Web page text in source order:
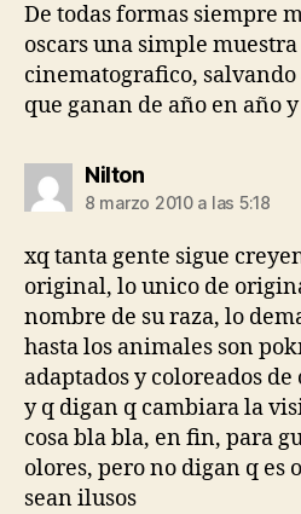
De todas formas siempre
oscars una simple
cinematografico,
que ganan de año en año
Niltondice:
8 marzo 2010 a las 5:18
xq tanta gente sigue
original, lo unico de
nombre de su raza, lo
hasta los animales son
adaptados y coloreados
y q digan q cambiara la
cosa bla bla, en fin, para
olores, pero no digan q
sean ilusos